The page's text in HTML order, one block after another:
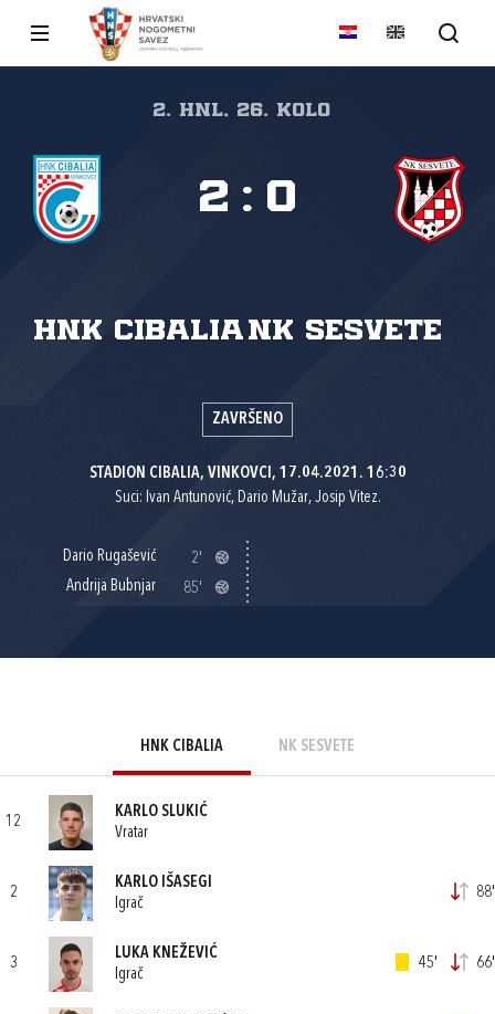
2. HNL, 26. kolo
HNK Cibalia NK Sesvete
2 : 0
ZAVRŠENO
STADION CIBALIA, VINKOVCI, 17.04.2021. 16:30
Suci: Ivan Antunović, Dario Mužar, Josip Vitez.
Dario Rugašević
2'
Andrija Bubnjar
85'
HNK CIBALIA NK SESVETE
12
KARLO SLUKIĆ
Vratar
2
KARLO IŠASEGI
Igrač
88'
3
LUKA KNEŽEVIĆ
Igrač
45' 66'